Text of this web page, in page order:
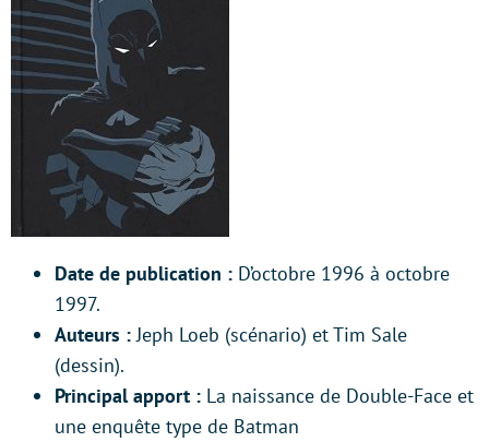
Date de publication : D’octobre 1996 à octobre
1997.
Auteurs :Jeph Loeb (scénario) et Tim Sale
(dessin).
Principal apport : La naissance de Double-Face et
une enquête type de Batman